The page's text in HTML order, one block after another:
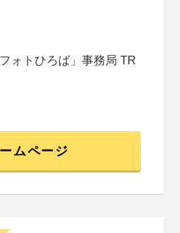
ォトひろば」事務局 TR
ムページ